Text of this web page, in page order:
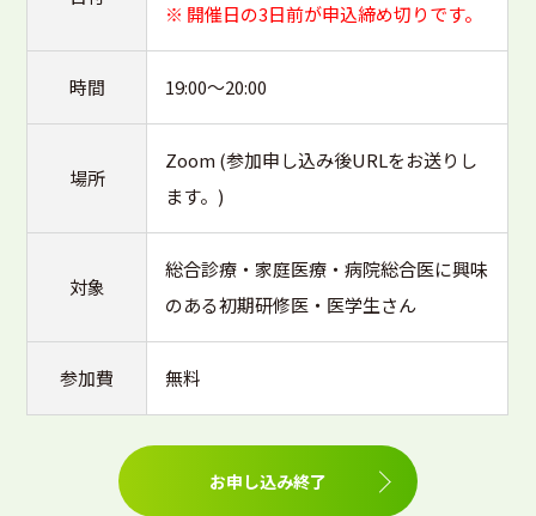
※ 開催日の3日前が申込締め切りです。
時間 19:00～20:00
場所
Zoom (参加申し込み後URLをお送りし
ます。)
対象
総合診療・家庭医療・病院総合医に興味
のある初期研修医・医学生さん
参加費 無料
お申し込み終了